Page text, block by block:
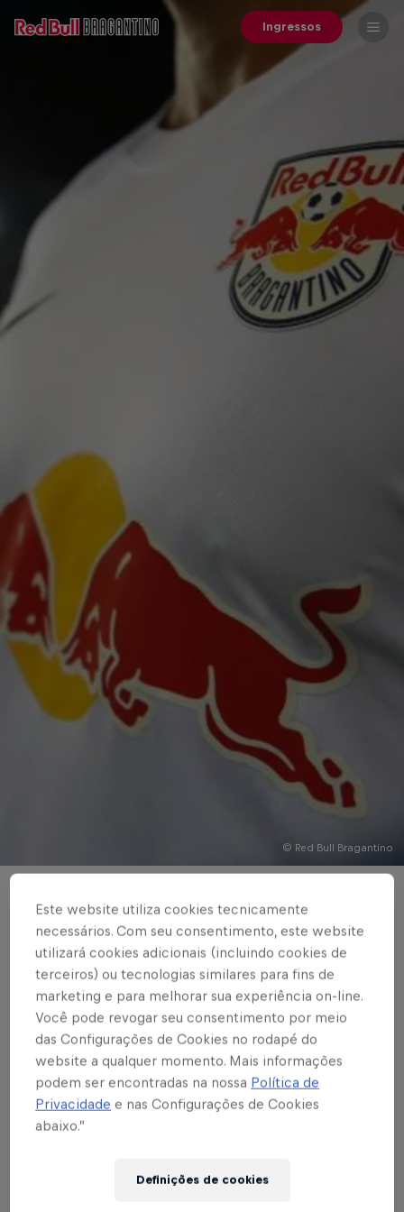
Ingressos
© Red Bull Bragantino
Credenciamento de
imprensa - Red Bull
Bragantino x Emelec
Escrito por Red Bull Bragantino
3 min de leitura
Published on05.05.2021 · 14:53 UTC
Este website utiliza cookies tecnicamente
necessários. Com seu consentimento, este website
utilizará cookies adicionais (incluindo cookies de
terceiros) ou tecnologias similares para fins de
marketing e para melhorar sua experiência on-line.
Você pode revogar seu consentimento por meio
das Configurações de Cookies no rodapé do
website a qualquer momento. Mais informações
podem ser encontradas na nossa Política de
Privacidade e nas Configurações de Cookies
abaixo.”
Definições de cookies